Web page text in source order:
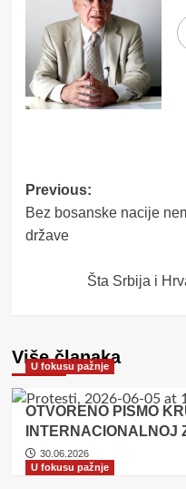
Post
navigation
Previous:
Bez bosanske nacije
države
Šta Srbija i
Više članaka
U fokusu pažnje
OTVORENO PISMO
INTERNACIONALNOJ
30.06.2026
U fokusu pažnje